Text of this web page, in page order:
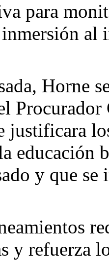
para
al
Horne
justificara
educación
y que
y refuerza